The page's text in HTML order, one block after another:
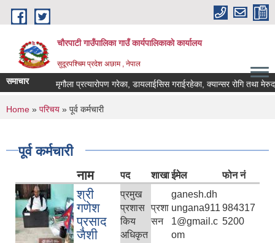
Skip to main content
चौरपाटी गाउँपालिका गाउँ कार्यपालिकाकाे कार्यालय
सुदूरपश्चिम प्रदेश अछाम , नेपाल
समाचार मृगौला प्रत्यारोपण गरेका, डायलाईसिस गराईरहेका, क्यान्सर रोगि तथा
You are here
Home » परिचय » पूर्व कर्मचारी
पूर्व कर्मचारी
नाम पद शाखाईमेल फोन नं
श्री
गणेश
प्रसाद
जैशी
प्रमुख
प्रशास
किय
अधिकृत
प्रशा
सन
ganesh.dh
ungana911
1@gmail.c
om
984317
5200